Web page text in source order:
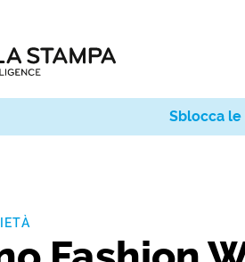
Sblocca le